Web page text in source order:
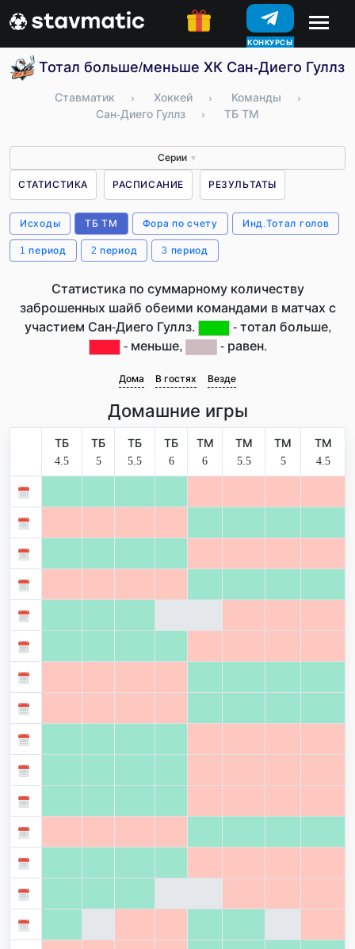
КОНКУРСЫ
Тотал больше/меньше ХК Сан-Диего Гуллз
Ставматик › Хоккей › Команды
›
Сан-Диего Гуллз
› ТБ ТМ
Серии ▼
СТАТИСТИКА РАСПИСАНИЕ РЕЗУЛЬТАТЫ
Исходы ТБ ТМ Фора по счету Инд.Тотал голов
1 период 2 период 3 период
Статистика по суммарному количеству
заброшенных шайб обеими командами в матчах с
участием Сан-Диего Гуллз.
- тотал больше,
- меньше,
- равен.
Дома В гостях Везде
Домашние игры
ТБ
4.5
ТБ
5
ТБ
5.5
ТБ
6
ТМ
6
ТМ
5.5
ТМ
5
ТМ
4.5